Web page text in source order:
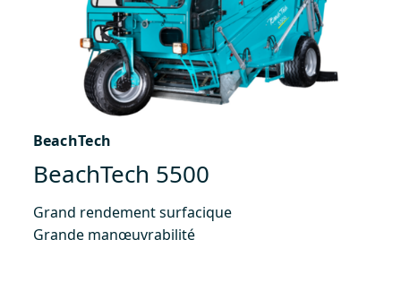
BeachTech
BeachTech 5500
Grand rendement surfacique
Grande manœuvrabilité